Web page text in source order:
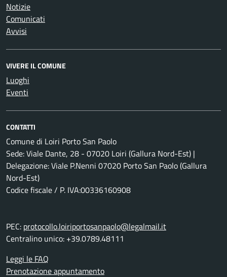
Notizie
Comunicati
Avvisi
VIVERE IL COMUNE
Luoghi
Eventi
CONTATTI
Comune di Loiri Porto San Paolo
Sede: Viale Dante, 28 - 07020 Loiri (Gallura Nord-Est) |
Delegazione: Viale P.Nenni 07020 Porto San Paolo (Gallura
Nord-Est)
Codice fiscale / P. IVA:00336160908
PEC: protocollo.loiriportosanpaolo@legalmail.it
Centralino unico: +39.0789.48111
Leggi le FAQ
Prenotazione appuntamento